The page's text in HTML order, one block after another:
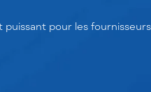
pour les